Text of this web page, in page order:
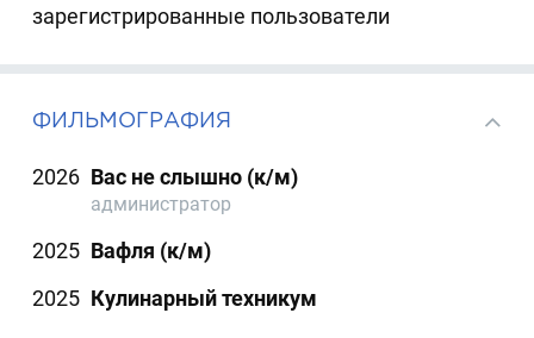
зарегистрированные пользователи
ФИЛЬМОГРАФИЯ
2026 Вас не слышно (к/м)
администратор
2025 Вафля (к/м)
2025 Кулинарный техникум